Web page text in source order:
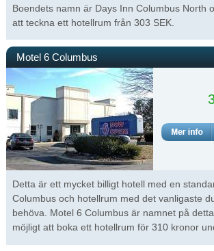
Boendets namn är Days Inn Columbus North
att teckna ett hotellrum från 303 SEK.
Motel 6 Columbus
Detta är ett mycket billigt hotell med en
Columbus och hotellrum med det vanligaste
behöva. Motel 6 Columbus är namnet på
möjligt att boka ett hotellrum för 310 kronor